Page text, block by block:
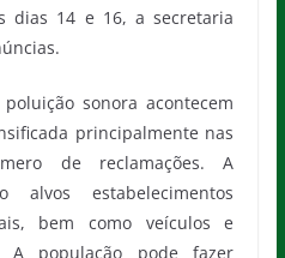
dias 14 e 16, a secretaria
sonora acontecem
principalmente nas
de reclamações. A
alvos estabelecimentos
bem como veículos e
A população pode fazer